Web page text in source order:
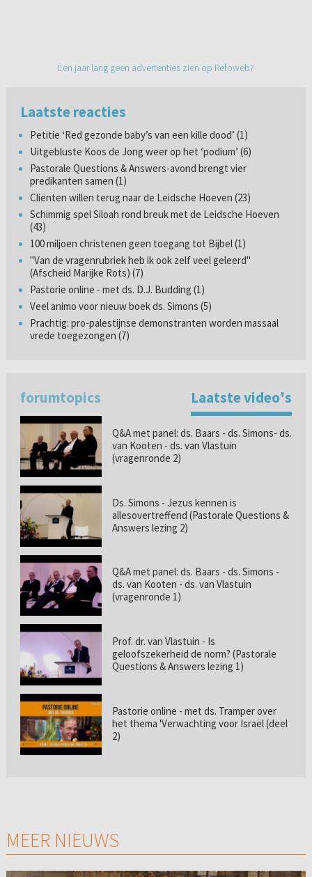
Een jaar lang geen advertenties zien op Refoweb?
Laatste reacties
Petitie ‘Red gezonde baby’s van een kille dood’ (1)
Uitgebluste Koos de Jong weer op het ‘podium’ (6)
Pastorale Questions & Answers-avond brengt vier
predikanten samen (1)
Cliënten willen terug naar de Leidsche Hoeven (23)
Schimmig spel Siloah rond breuk met de Leidsche Hoeven
(43)
100 miljoen christenen geen toegang tot Bijbel (1)
"Van de vragenrubriek heb ik ook zelf veel geleerd"
(Afscheid Marijke Rots) (7)
Pastorie online - met ds. D.J. Budding (1)
Veel animo voor nieuw boek ds. Simons (5)
Prachtig: pro-palestijnse demonstranten worden massaal
vrede toegezongen (7)
forumtopics Laatste video's
Q&A met panel: ds. Baars - ds. Simons- ds.
van Kooten - ds. van Vlastuin
(vragenronde 2)
Ds. Simons - Jezus kennen is
allesovertreffend (Pastorale Questions &
Answers lezing 2)
Q&A met panel: ds. Baars - ds. Simons -
ds. van Kooten - ds. van Vlastuin
(vragenronde 1)
Prof. dr. van Vlastuin - Is
geloofszekerheid de norm? (Pastorale
Questions & Answers lezing 1)
Pastorie online - met ds. Tramper over
het thema 'Verwachting voor Israël (deel
2)
MEER NIEUWS